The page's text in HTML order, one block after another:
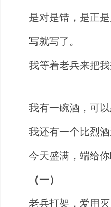
是对是错，是正
写就写了。
我等着老兵来把我
我有一碗酒，可以
我还有一个比烈酒
今天盛满，端给你
（一）
老兵打架，爱用灭